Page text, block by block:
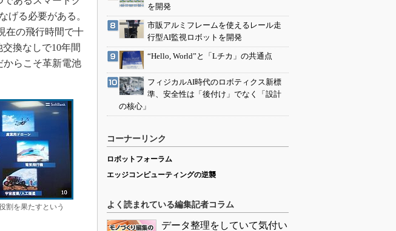
げる必要がある。
在の飛行時間で十
換なしで10年間
からこそ革新電池
割を果たすという
を開発
市販アルミフレームを使えるレール走
行型AI監視ロボットを開発
“Hello, World”と「Lチカ」の共通点
フィジカルAI時代のロボティクス新標
準、安全性は「後付け」でなく「設計
の核心」
コーナーリンク
ロボットフォーラム
エッジコンピューティングの逆襲
よく読まれている編集記者コラム
データ整理をしていて気付い